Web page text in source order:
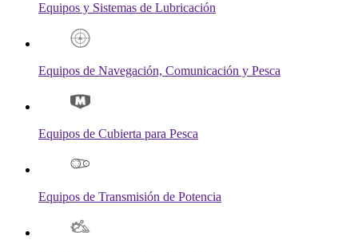
Equipos y Sistemas de Lubricación
Equipos de Navegación, Comunicación y Pesca
Equipos de Cubierta para Pesca
Equipos de Transmisión de Potencia